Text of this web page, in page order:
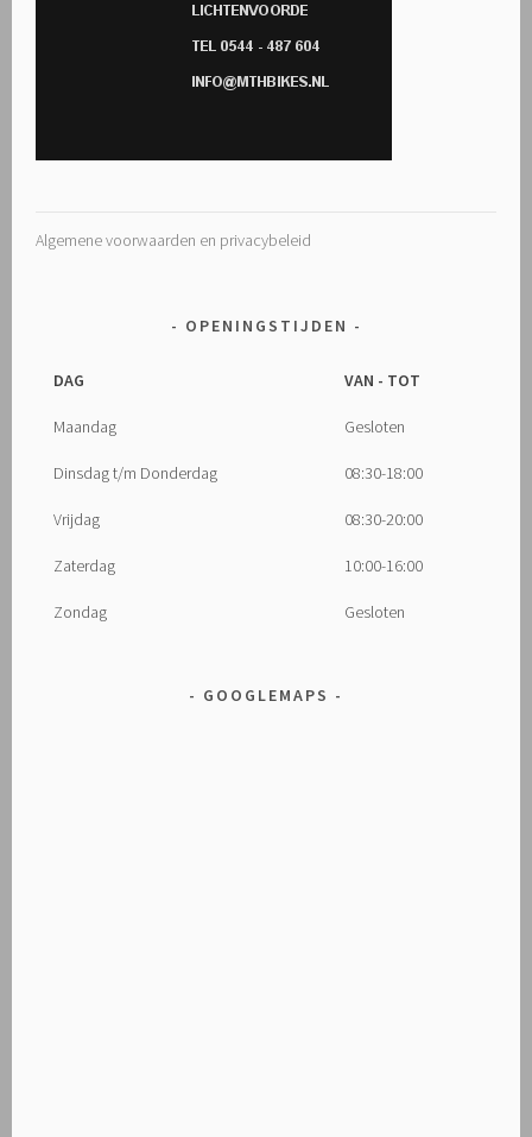
Algemene voorwaarden en privacybeleid
OPENINGSTIJDEN
DAG VAN - TOT
Maandag Gesloten
Dinsdag t/m Donderdag 08:30-18:00
Vrijdag 08:30-20:00
Zaterdag 10:00-16:00
Zondag Gesloten
GOOGLEMAPS